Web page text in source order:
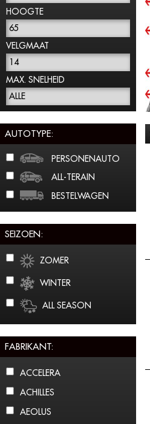
HOOGTE
65
VELGMAAT
14
MAX. SNELHEID
ALLE
AUTOTYPE:
PERSONENAUTO
ALL-TERAIN
BESTELWAGEN
SEIZOEN:
ZOMER
WINTER
ALL SEASON
FABRIKANT:
ACCELERA
ACHILLES
AEOLUS